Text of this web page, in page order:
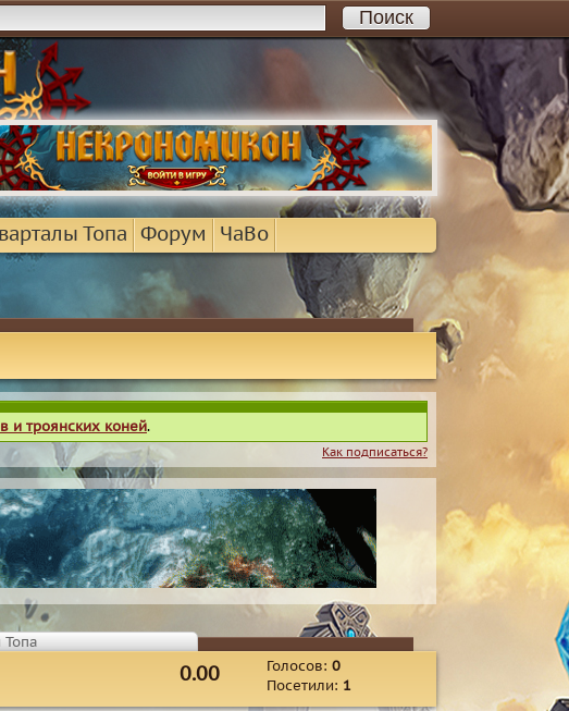
Топа Форум ЧаВо
и троянских коней.
Как подписаться?
Топа
Голосов: 0
Посетили: 1
0.00